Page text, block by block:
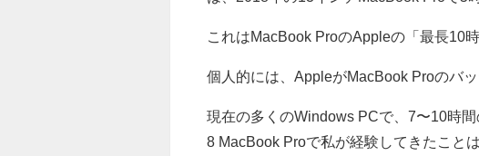
これはMacBook ProのAppleの「最長10
個人的には、AppleがMacBook Proのバ
現在の多くのWindows PCで、7〜10時
8 MacBook Proで私が経験してきたこと